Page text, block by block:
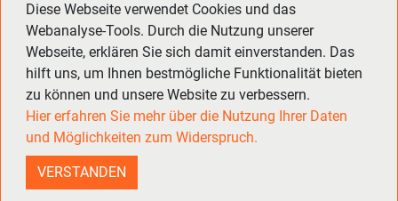
Bewerbung angeben)
Zurück
RADAS Jobbörse & Personalvermittlung GmbH © 2009-2026
Diese Webseite verwendet Cookies und das
Webanalyse-Tools. Durch die Nutzung unserer
Webseite, erklären Sie sich damit einverstanden. Das
hilft uns, um Ihnen bestmögliche Funktionalität bieten
zu können und unsere Website zu verbessern.
Hier erfahren Sie mehr über die Nutzung Ihrer Daten
und Möglichkeiten zum Widerspruch.
VERSTANDEN